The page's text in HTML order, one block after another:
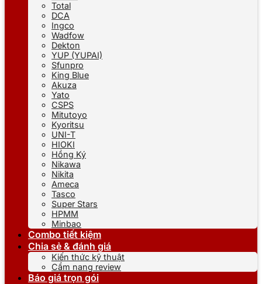
Total
DCA
Ingco
Wadfow
Dekton
YUP (YUPAI)
Sfunpro
King Blue
Akuza
Yato
CSPS
Mitutoyo
Kyoritsu
UNI-T
HIOKI
Hồng Ký
Nikawa
Nikita
Ameca
Tasco
Super Stars
HPMM
Minbao
Combo tiết kiệm
Chia sẻ & đánh giá
Kiến thức kỹ thuật
Cẩm nang review
Báo giá trọn gói